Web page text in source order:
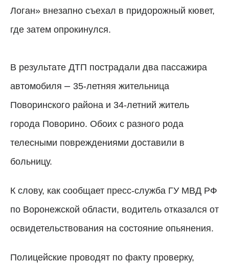
Логан» внезапно съехал в придорожный кювет,
где затем опрокинулся.
В результате ДТП пострадали два пассажира
автомобиля – 35-летняя жительница
Поворинского района и 34-летний житель
города Поворино. Обоих с разного рода
телесными повреждениями доставили в
больницу.
К слову, как сообщает пресс-служба ГУ МВД РФ
по Воронежской области, водитель отказался от
освидетельствования на состояние опьянения.
Полицейские проводят по факту проверку,